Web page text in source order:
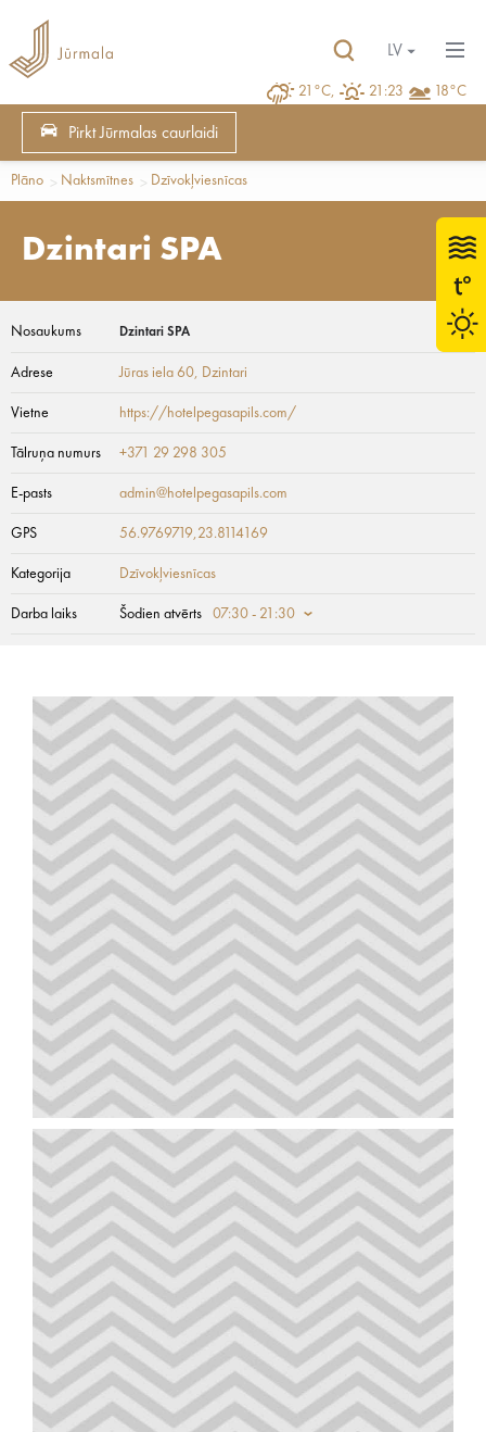
21°C, 21:23 18°C
LV
Pirkt Jūrmalas caurlaidi
Plāno Naktsmītnes Dzīvokļviesnīcas
Dzintari SPA
Nosaukums Dzintari SPA
Adrese Jūras iela 60, Dzintari
Vietne https://hotelpegasapils.com/
Tālruņa numurs +371 29 298 305
E-pasts admin@hotelpegasapils.com
GPS 56.9769719,23.8114169
Kategorija Dzīvokļviesnīcas
Darba laiks Šodien atvērts 07:30 - 21:30